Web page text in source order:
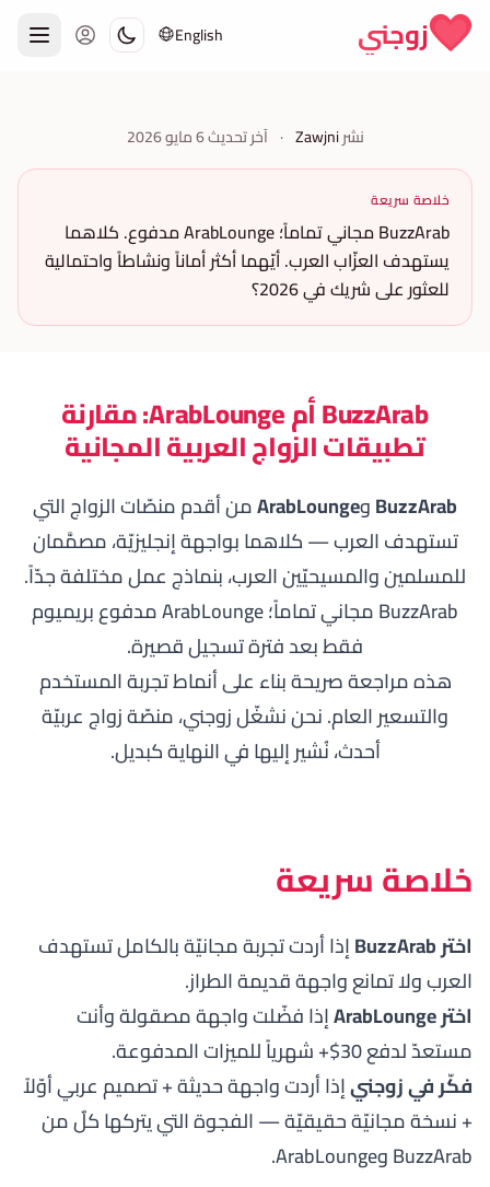
Skip to contentزوجني English
نشرZawjni
· آخر تحديث6 مايو 2026
خلاصة سريعة
BuzzArab مجاني تماماً؛ ArabLounge مدفوع. كلاهما
يستهدف العزّاب العرب. أيّهما أكثر أماناً ونشاطاً واحتمالية
للعثور على شريك في 2026؟
BuzzArab أم ArabLounge: مقارنة
تطبيقات الزواج العربية المجانية
BuzzArabوArabLoungeمن أقدم منصّات الزواج التي
تستهدف العرب — كلاهما بواجهة إنجليزيّة، مصمَّمان
للمسلمين والمسيحيّين العرب، بنماذج عمل مختلفة جدّاً.
BuzzArab مجاني تماماً؛ ArabLounge مدفوع بريميوم
فقط بعد فترة تسجيل قصيرة.
هذه مراجعة صريحة بناء على أنماط تجربة المستخدم
والتسعير العام. نحن نشغّلزوجني، منصّة زواج عربيّة
أحدث، نُشير إليها في النهاية كبديل.
خلاصة سريعة
اختر BuzzArab
إذا أردت تجربة مجانيّة بالكامل تستهدف
العرب ولا تمانع واجهة قديمة الطراز.
اختر ArabLounge
إذا فضّلت واجهة مصقولة وأنت
مستعدّ لدفع 30$+ شهرياً للميزات المدفوعة.
فكّر في زوجنيإذا أردت واجهة حديثة + تصميم عربي أوّلاً
+ نسخة مجانيّة حقيقيّة — الفجوة التي يتركها كلٌ من
BuzzArab وArabLounge.